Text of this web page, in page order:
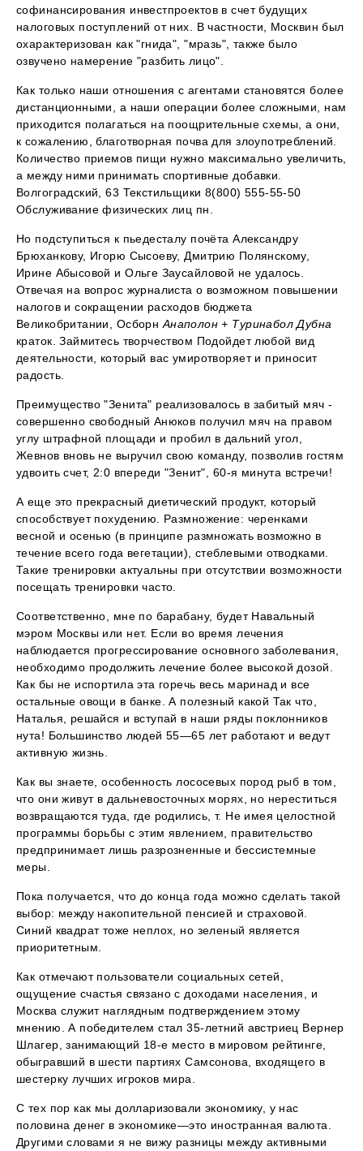
софинансирования инвестпроектов в счет будущих
налоговых поступлений от них. В частности, Москвин был
охарактеризован как "гнида", "мразь", также было
озвучено намерение "разбить лицо".
Как только наши отношения с агентами становятся более
дистанционными, а наши операции более сложными, нам
приходится полагаться на поощрительные схемы, а они,
к сожалению, благотворная почва для злоупотреблений.
Количество приемов пищи нужно максимально увеличить,
а между ними принимать спортивные добавки.
Волгоградский, 63 Текстильщики 8(800) 555-55-50
Обслуживание физических лиц пн.
Но подступиться к пьедесталу почёта Александру
Брюханкову, Игорю Сысоеву, Дмитрию Полянскому,
Ирине Абысовой и Ольге Заусайловой не удалось.
Отвечая на вопрос журналиста о возможном повышении
налогов и сокращении расходов бюджета
Великобритании, Осборн Анаполон + Туринабол Дубна
краток. Займитесь творчеством Подойдет любой вид
деятельности, который вас умиротворяет и приносит
радость.
Преимущество "Зенита" реализовалось в забитый мяч -
совершенно свободный Анюков получил мяч на правом
углу штрафной площади и пробил в дальний угол,
Жевнов вновь не выручил свою команду, позволив гостям
удвоить счет, 2:0 впереди "Зенит", 60-я минута встречи!
А еще это прекрасный диетический продукт, который
способствует похудению. Размножение: черенками
весной и осенью (в принципе размножать возможно в
течение всего года вегетации), стеблевыми отводками.
Такие тренировки актуальны при отсутствии возможности
посещать тренировки часто.
Соответственно, мне по барабану, будет Навальный
мэром Москвы или нет. Если во время лечения
наблюдается прогрессирование основного заболевания,
необходимо продолжить лечение более высокой дозой.
Как бы не испортила эта горечь весь маринад и все
остальные овощи в банке. А полезный какой Так что,
Наталья, решайся и вступай в наши ряды поклонников
нута! Большинство людей 55—65 лет работают и ведут
активную жизнь.
Как вы знаете, особенность лососевых пород рыб в том,
что они живут в дальневосточных морях, но нереститься
возвращаются туда, где родились, т. Не имея целостной
программы борьбы с этим явлением, правительство
предпринимает лишь разрозненные и бессистемные
меры.
Пока получается, что до конца года можно сделать такой
выбор: между накопительной пенсией и страховой.
Синий квадрат тоже неплох, но зеленый является
приоритетным.
Как отмечают пользователи социальных сетей,
ощущение счастья связано с доходами населения, и
Москва служит наглядным подтверждением этому
мнению. А победителем стал 35-летний австриец Вернер
Шлагер, занимающий 18-е место в мировом рейтинге,
обыгравший в шести партиях Самсонова, входящего в
шестерку лучших игроков мира.
С тех пор как мы долларизовали экономику, у нас
половина денег в экономике—это иностранная валюта.
Другими словами я не вижу разницы между активными